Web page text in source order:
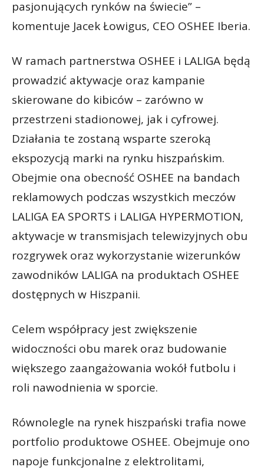
pasjonujących rynków na świecie” –
komentuje Jacek Łowigus, CEO OSHEE Iberia.
W ramach partnerstwa OSHEE i LALIGA będą
prowadzić aktywacje oraz kampanie
skierowane do kibiców – zarówno w
przestrzeni stadionowej, jak i cyfrowej.
Działania te zostaną wsparte szeroką
ekspozycją marki na rynku hiszpańskim.
Obejmie ona obecność OSHEE na bandach
reklamowych podczas wszystkich meczów
LALIGA EA SPORTS i LALIGA HYPERMOTION,
aktywacje w transmisjach telewizyjnych obu
rozgrywek oraz wykorzystanie wizerunków
zawodników LALIGA na produktach OSHEE
dostępnych w Hiszpanii.
Celem współpracy jest zwiększenie
widoczności obu marek oraz budowanie
większego zaangażowania wokół futbolu i
roli nawodnienia w sporcie.
Równolegle na rynek hiszpański trafia nowe
portfolio produktowe OSHEE. Obejmuje ono
napoje funkcjonalne z elektrolitami,